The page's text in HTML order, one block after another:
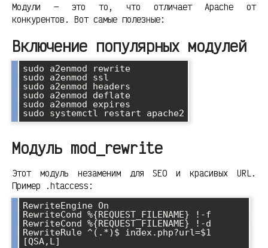
Модули — это то, что отличает Apache от
конкурентов. Вот самые полезные:
Включение популярных модулей
sudo a2enmod rewrite
sudo a2enmod ssl
sudo a2enmod headers
sudo a2enmod deflate
sudo a2enmod expires
sudo systemctl restart apache2
Модуль mod_rewrite
Этот модуль незаменим для SEO и красивых URL.
Пример .htaccess:
RewriteEngine On
RewriteCond %{REQUEST_FILENAME} !-f
RewriteCond %{REQUEST_FILENAME} !-d
RewriteRule ^(.*)$ index.php?url=$1
[QSA,L]